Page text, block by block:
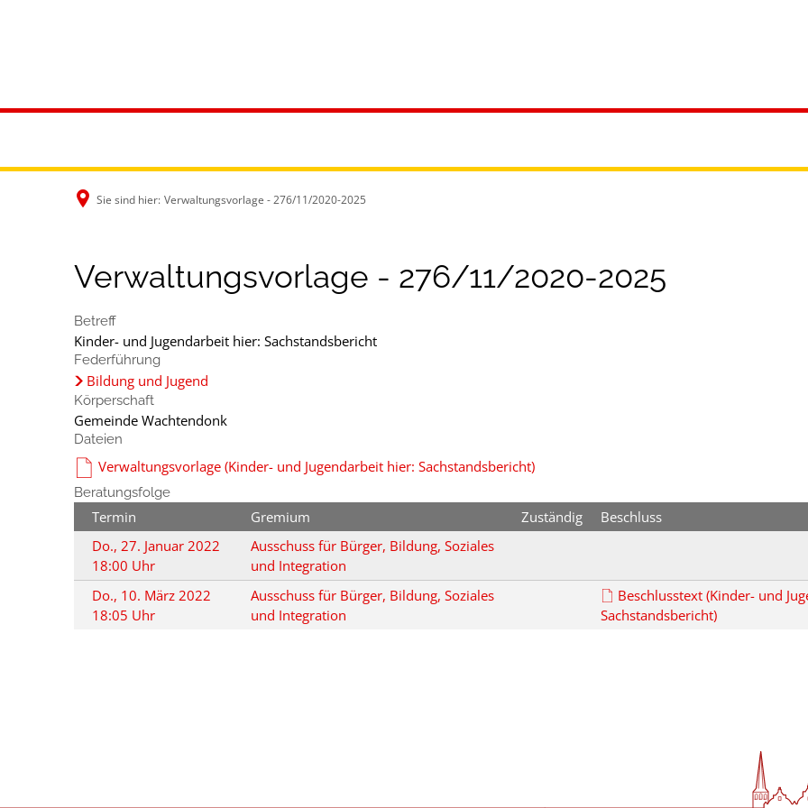
Sie sind hier: Verwaltungsvorlage - 276/11/2020-2025
Verwaltungsvorlage - 276/11/2020-2025
Betreff
Kinder- und Jugendarbeit hier: Sachstandsbericht
Federführung
Bildung und Jugend
Körperschaft
Gemeinde Wachtendonk
Dateien
Verwaltungsvorlage (Kinder- und Jugendarbeit hier: Sachstandsbericht)
Beratungsfolge
Termin Gremium Zuständig Beschluss
Do., 27. Januar 2022
18:00 Uhr
Ausschuss für Bürger, Bildung, Soziales
und Integration
Do., 10. März 2022
18:05 Uhr
Ausschuss für Bürger, Bildung, Soziales
und Integration
Beschlusstext (Kinder- und
Sachstandsbericht)